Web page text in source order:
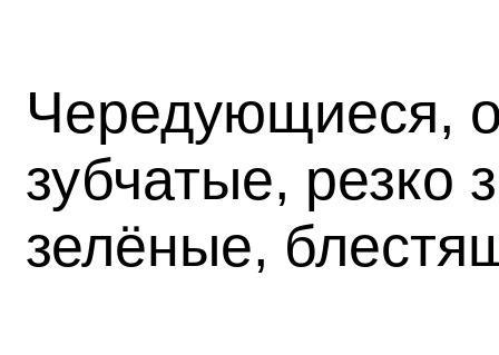
Чередующиеся,
зубчатые, резко
зелёные,